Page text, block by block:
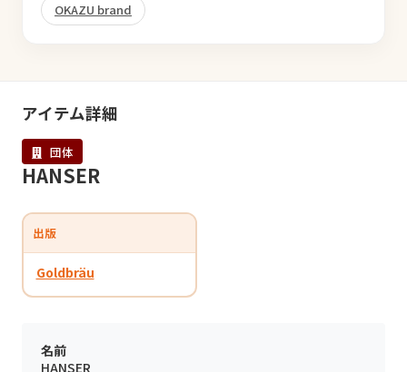
OKAZU brand
アイテム詳細
団体
HANSER
出版
Goldbräu
名前
HANSER